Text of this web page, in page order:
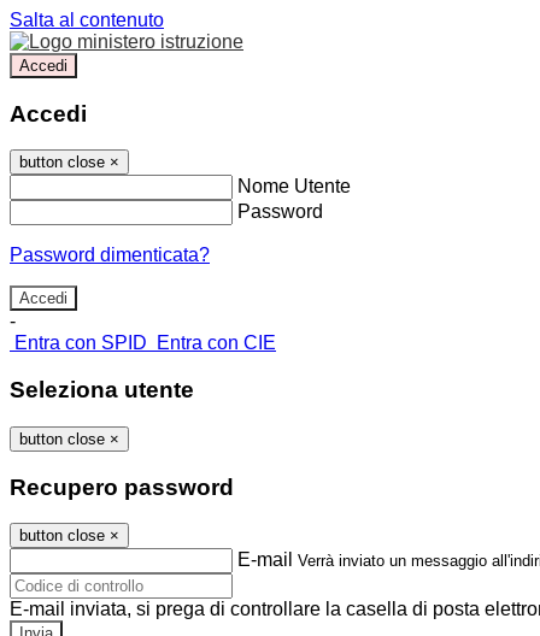
Salta al contenuto
Accedi
Accedi
button close ×
Nome Utente
Password
Password dimenticata?
-
Entra con SPID
Entra con CIE
Seleziona utente
button close ×
Recupero password
button close ×
E-mail Verrà inviato un messaggio
E-mail inviata, si prega di controllare la casella di posta